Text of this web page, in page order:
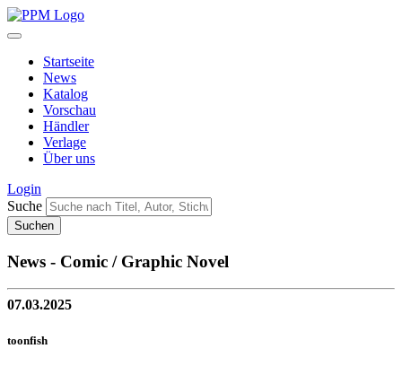
Startseite
News
Katalog
Vorschau
Händler
Verlage
Über uns
Login
Suche
News - Comic / Graphic Novel
07.03.2025
toonfish